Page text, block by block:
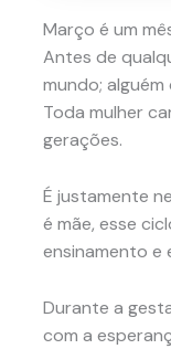
Março é um
Antes de
mundo;
Toda mulher
gerações.
É justamente
é mãe, esse
ensinamento e
Durante a
com a